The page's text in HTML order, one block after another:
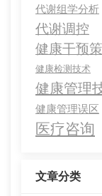
代谢组学分析
代谢调控
健康干预
健康检测技术
健康管理
健康管理误区
医疗咨询
文章分类